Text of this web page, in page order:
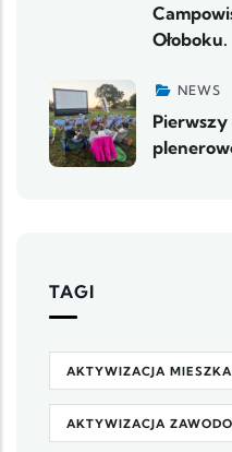
Ołoboku.
NEWS
Pierwszy
TAGI
AKTYWIZACJA
AKTYWIZACJA